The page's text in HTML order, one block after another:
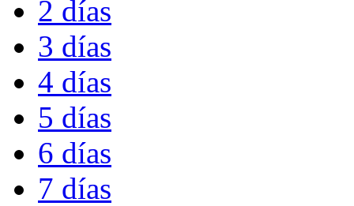
2 días
3 días
4 días
5 días
6 días
7 días